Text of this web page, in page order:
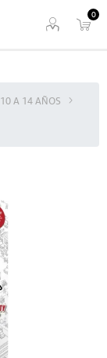
0
10 A 14 AÑOS